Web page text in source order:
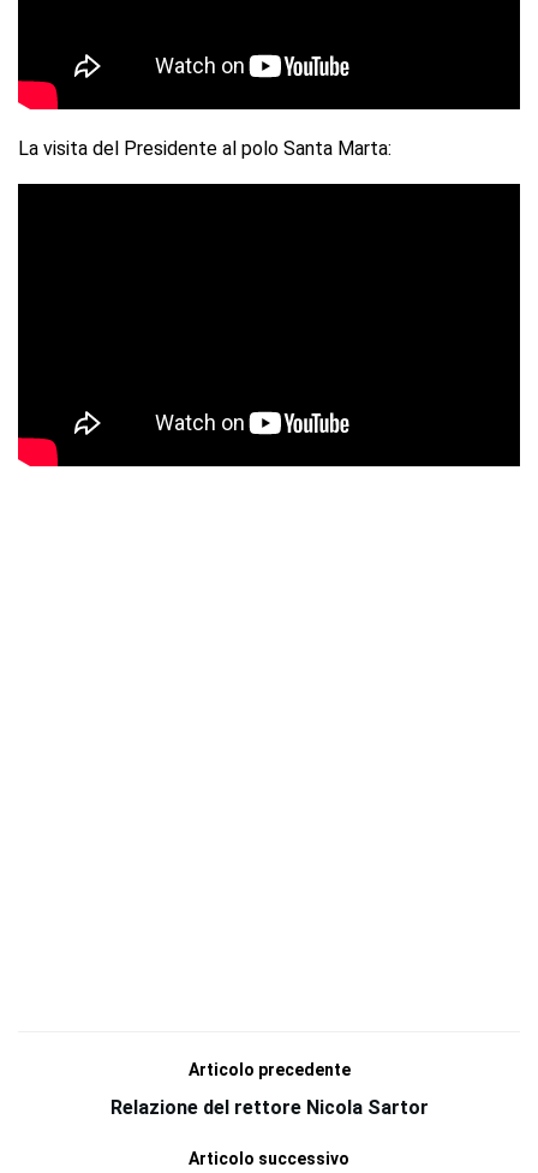
La visita del Presidente al polo Santa Marta:
Articolo precedente
Relazione del rettore Nicola Sartor
Articolo successivo